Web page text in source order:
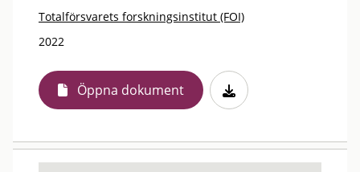
Totalförsvarets forskningsinstitut (FOI)
2022
Öppna dokument